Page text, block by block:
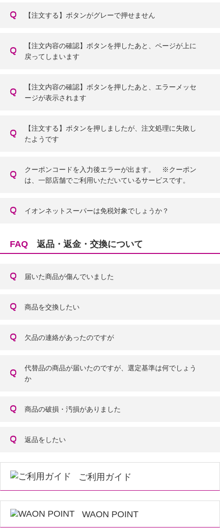
【注文する】ボタンがグレーで押せません
【注文内容の確認】ボタンを押したあと、ページが上に
戻ってしまいます
【注文内容の確認】ボタンを押したあと、エラーメッセ
ージが表示されます
【注文する】ボタンを押しましたが、注文処理に失敗し
たようです
クーポンコードを入力後エラーが出ます。 ※クーポン
は、一部店舗でご利用いただいているサービスです。
イオンネットスーパーは免税対象でしょうか？
FAQ 返品・返金・交換について
届いた商品が傷んでいました
商品を交換したい
欠品の連絡があったのですが
代替品の商品が届いたのですが、選定基準は何でしょう
か
商品の破損・汚損がありました
返品をしたい
ご利用ガイド
WAON POINT